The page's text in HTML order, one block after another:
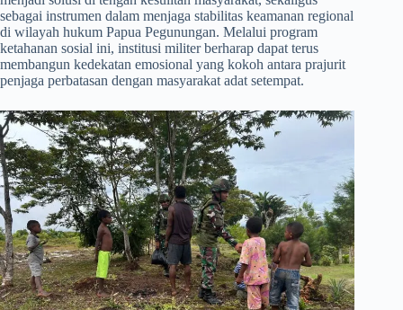
sebagai instrumen dalam menjaga stabilitas keamanan regional
di wilayah hukum Papua Pegunungan. Melalui program
ketahanan sosial ini, institusi militer berharap dapat terus
membangun kedekatan emosional yang kokoh antara prajurit
penjaga perbatasan dengan masyarakat adat setempat.